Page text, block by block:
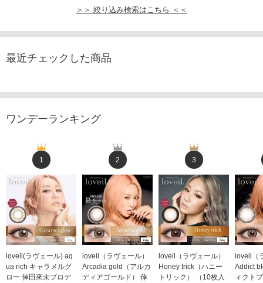
＞＞ 絞り込み検索はこちら ＜＜
最近チェックした商品
ワンデーランキング
1
loveil(ラヴェール) aq
ua rich キャラメルグ
ロー 倖田來未プロデ
2
loveil（ラヴェール）
Arcadia gold（アルカ
ディアゴールド） 倖
3
loveil（ラヴェール）
Honey trick（ハニー
トリック） （10枚入
loveil（
Addict
ィクト